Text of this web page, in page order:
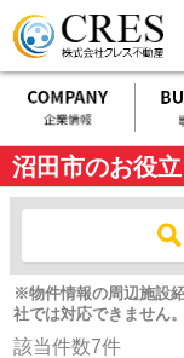
沼田市のお役
※物件情報の周辺施設
社では対応できません。
該当件数7件